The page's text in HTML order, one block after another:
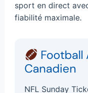
sport en direct
fiabilité maximale.
Football
Canadien
NFL Sunday